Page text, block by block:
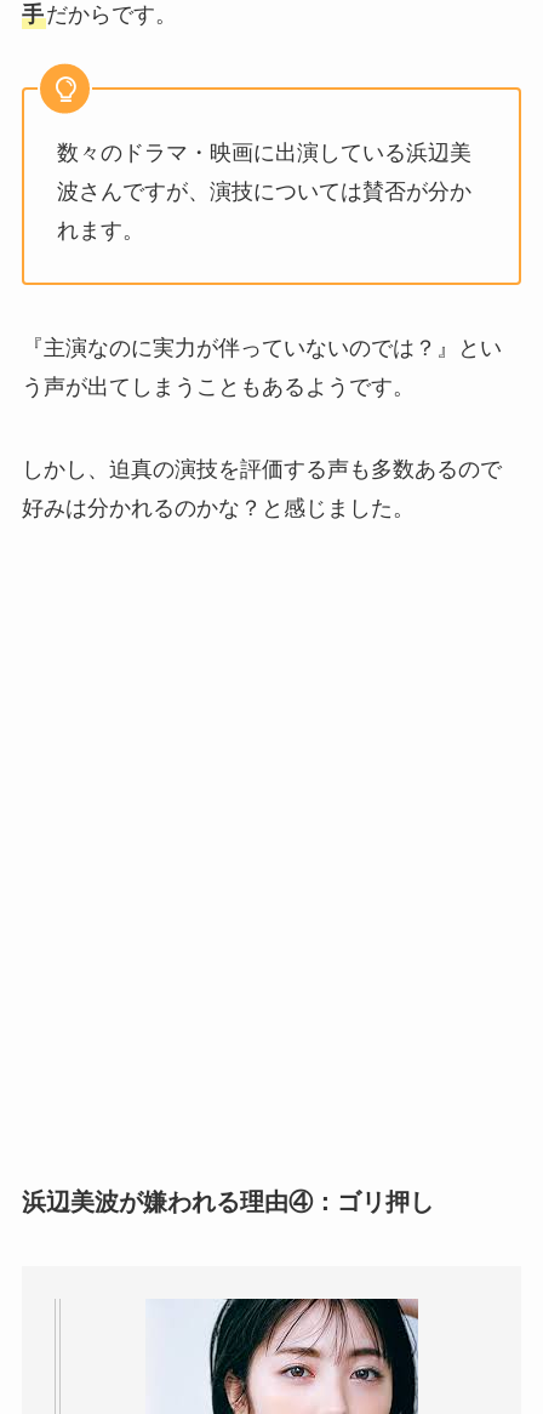
手だからです。
数々のドラマ・映画に出演している浜辺美
波さんですが、演技については賛否が分か
れます。
『主演なのに実力が伴っていないのでは？』とい
う声が出てしまうこともあるようです。
しかし、迫真の演技を評価する声も多数あるので
好みは分かれるのかな？と感じました。
浜辺美波が嫌われる理由④：ゴリ押し